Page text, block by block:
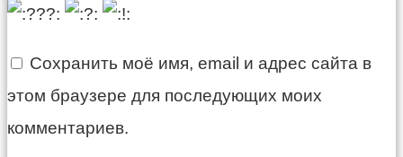
Сохранить моё имя, email и адрес сайта в
этом браузере для последующих моих
комментариев.